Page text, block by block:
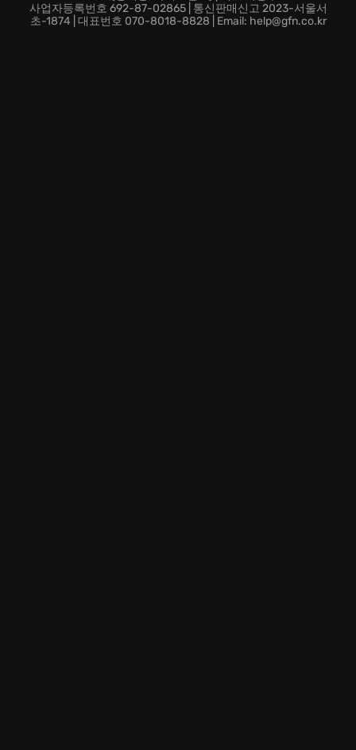
사업자등록번호 692-87-02865 | 통신판매신고 2023-서울서
초-1874 | 대표번호 070-8018-8828 | Email: help@gfn.co.kr